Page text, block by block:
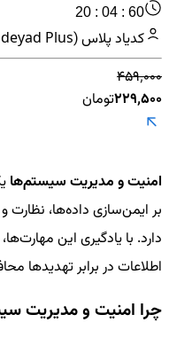
20 : 04 : 60
کدیاد پلاس (Codeyad Plus)
۴۵۹٬۰۰۰
۲۲۹٬۵۰۰تومان
امنیت و مدیریت سیستم‌ها
بر ایمن‌سازی داده‌ها،
دارد. با یادگیری این
اطلاعات در برابر تهدیدها
چرا امنیت و مدیریت